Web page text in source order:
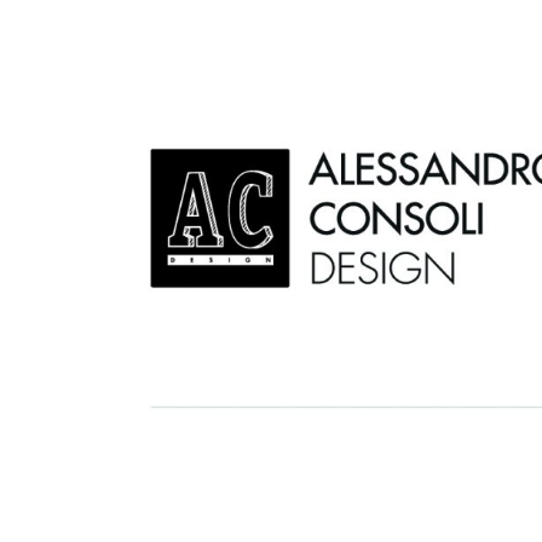
Alessandro Consoli Design. Architecture –